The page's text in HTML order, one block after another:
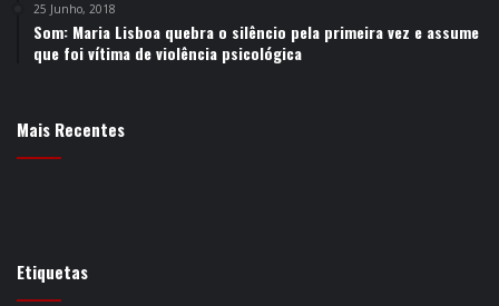
25 Junho, 2018
Som: Maria Lisboa quebra o silêncio pela primeira vez e assume
que foi vítima de violência psicológica
Mais Recentes
Etiquetas